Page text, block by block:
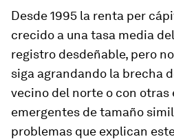
Desde 1995 la renta per
crecido a una tasa media del
registro desdeñable, pero
siga agrandando la brecha
vecino del norte o con otras
emergentes de tamaño
problemas que explican